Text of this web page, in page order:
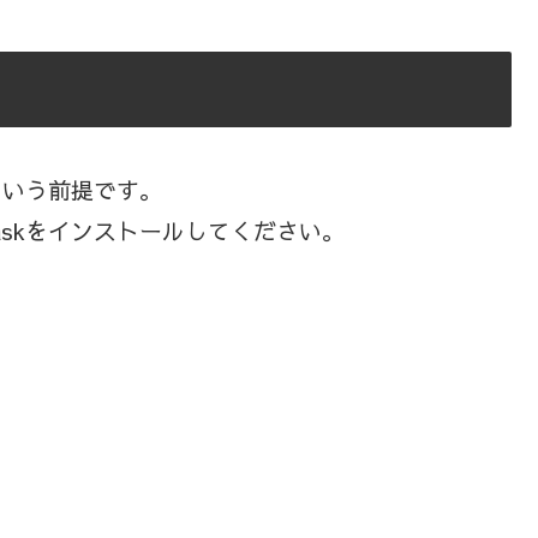
う前提です。
をインストールしてください。